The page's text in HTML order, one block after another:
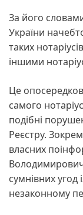
За його
України
таких
іншими
Це
самого
подібні
Реєстру.
власних
сумнівних угод
незаконному